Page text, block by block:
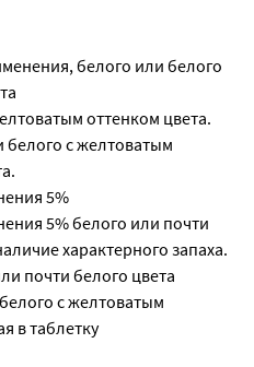
белого или белого
оттенком цвета.
белого с желтоватым
5%
5% белого или почти
характерного запаха.
почти белого цвета
с желтоватым
в таблетку